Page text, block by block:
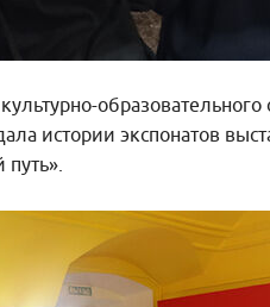
образовательного
истории экспонатов